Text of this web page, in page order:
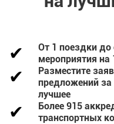
От 1 поездки до
мероприятия на
Разместите
предложений за
лучшее
Более 915
транспортных